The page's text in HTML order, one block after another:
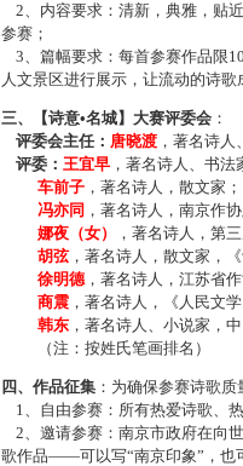
2、内容要求：清新，典雅，贴
参赛；
3、篇幅要求：每首参赛作品限
人文景区进行展示，让流动的诗
三、【诗意•名城】大赛评委会 ：
评委会主任： 唐晓渡 ，著名诗
评委： 王宜早 ，著名诗人、书
车前子 ，著名诗人，散文家；
冯亦同 ，著名诗人，南京作
娜夜（女）
，著名诗人，第
胡弦，著名诗人，散文家，
徐明德，著名诗人，江苏省
商震 ，著名诗人，《人民文
韩东 ，著名诗人、小说家，
（注：按姓氏笔画排名）
四、作品征集 ：为确保参赛诗歌
1、自由参赛：所有热爱诗歌、
2、邀请参赛：南京市政府在向
歌作品——可以写“南京印象”，也